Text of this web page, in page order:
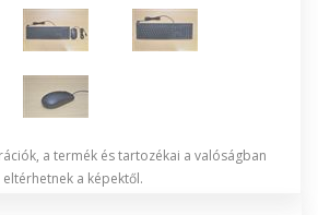
a termék és tartozékai a valóságban
eltérhetnek a képektől.